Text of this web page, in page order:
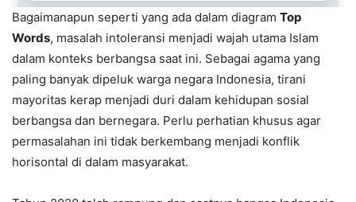
Bagaimanapun seperti yang ada dalam diagram Top
Words, masalah intoleransi menjadi wajah utama Islam
dalam konteks berbangsa saat ini. Sebagai agama yang
paling banyak dipeluk warga negara Indonesia, tirani
mayoritas kerap menjadi duri dalam kehidupan sosial
berbangsa dan bernegara. Perlu perhatian khusus agar
permasalahan ini tidak berkembang menjadi konflik
horisontal di dalam masyarakat.